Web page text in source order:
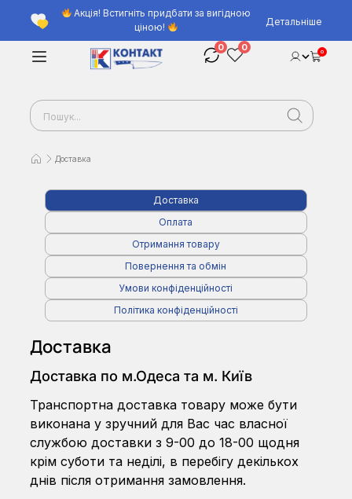
Акція! Встигніть придбати за вигідною
ціною!
Детальніше
0 0 0
Доставка
Доставка
Оплата
Отримання товару
Повернення та обмін
Умови конфіденційності
Політика конфіденційності
Доставка
Доставка по м.Одеса та м. Київ
Транспортна доставка товару може бути
виконана у зручний для Вас час власної
службою доставки з 9-00 до 18-00 щодня
крім суботи та неділі, в перебігу декількох
днів після отримання замовлення.